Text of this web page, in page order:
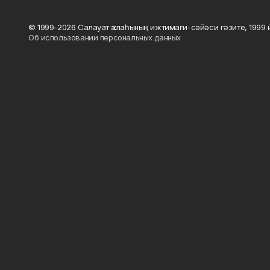
© 1999-2026 Салауат ҡалаһының ижтимағи-сәйәси гәзите,
Об использовании персональных данных